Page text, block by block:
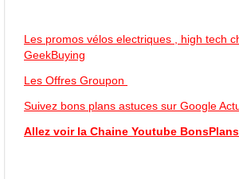
Les promos vélos electriques , high tech
GeekBuying
Les Offres Groupon
Suivez bons plans astuces sur Google
Allez voir la Chaine Youtube